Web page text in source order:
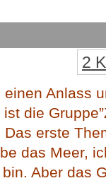
2
Anlass
die
erste
das Meer,
Aber das